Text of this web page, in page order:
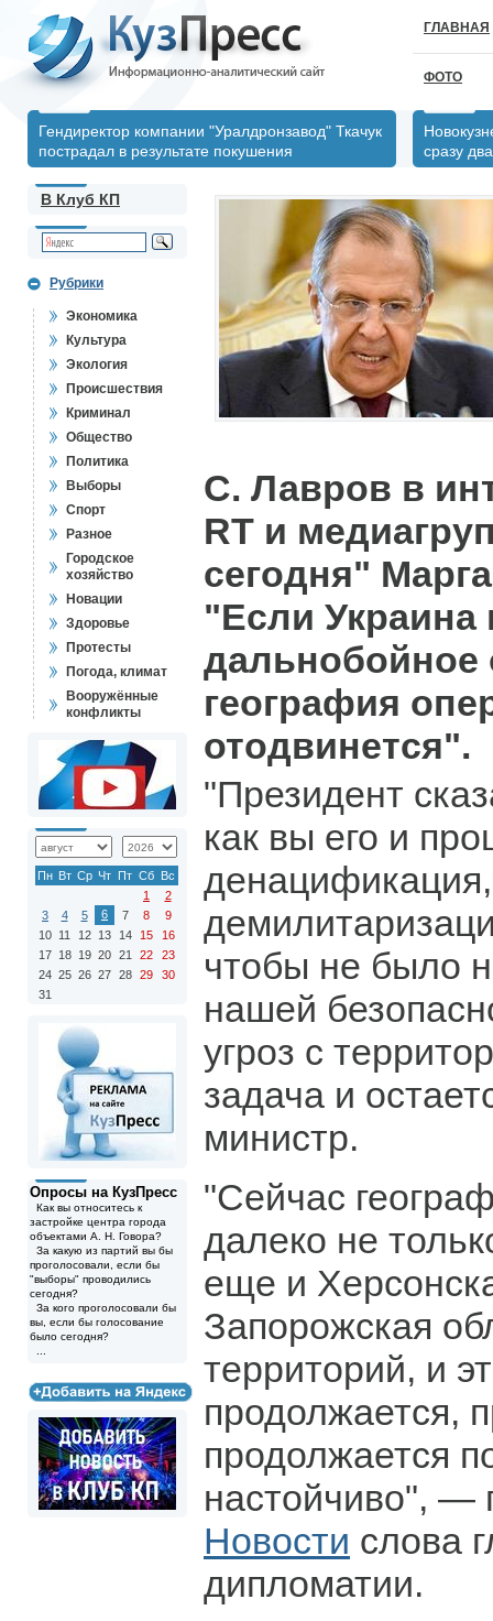
ГЛАВНАЯ
ФОТО
Гендиректор компании "Уралдронзавод" Ткачук
пострадал в результате покушения
сразу
В Клуб КП
Рубрики
Экономика
Культура
Экология
Происшествия
Криминал
Общество
Политика
Выборы
Спорт
Разное
Городское
хозяйство
Новации
Здоровье
Протесты
Погода, климат
Вооружённые
конфликты
Пн Вт Ср Чт Пт Сб Вс
1
2
3
4 5 6 7 8
9
10 11 12 13 14 15
16
17 18 19 20 21 22
23
24 25 26 27 28 29
30
31
Опросы на КузПресс
Как вы относитесь к
застройке центра города
объектами А. Н. Говора?
За какую из партий вы бы
проголосовали, если бы
"выборы" проводились
сегодня?
За кого проголосовали бы
вы, если бы голосование
было сегодня?
С. Лавров в
RT и
сегодня"
"Если Украина
дальнобойное
география
отодвинется".
"Президент
как вы его и
денацификация,
чтобы не было
нашей
угроз с
задача и
министр.
"Сейчас
далеко не
еще и
Запорожская
территорий, и
продолжается,
продолжается
настойчиво", —
Новости слова
дипломатии.